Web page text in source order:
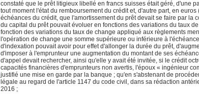
constaté que le prêt litigieux libellé en francs suisses était géré, d'une
tout moment l'état du remboursement du crédit et, d'autre part, en
échéances du crédit, que l'amortissement du prêt devait se faire par la
du capital du prêt pouvait évoluer en fonctions des variations du taux
fonction des variations du taux de change appliqué aux règlements
l'opération de change une somme supérieure ou inférieure à
d'indexation pouvait avoir pour effet d'allonger la durée du prêt,
d'imposer à l'emprunteur une augmentation du montant de ses
d'appel devait rechercher, ainsi qu'elle y avait été invitée, si le crédit
capacités financières d'emprunteurs non avertis, l'époux « ingénieur
justifié une mise en garde par la banque ; qu'en s'abstenant de
légale au regard de l'article 1147 du code civil, dans sa rédaction
2016 ;